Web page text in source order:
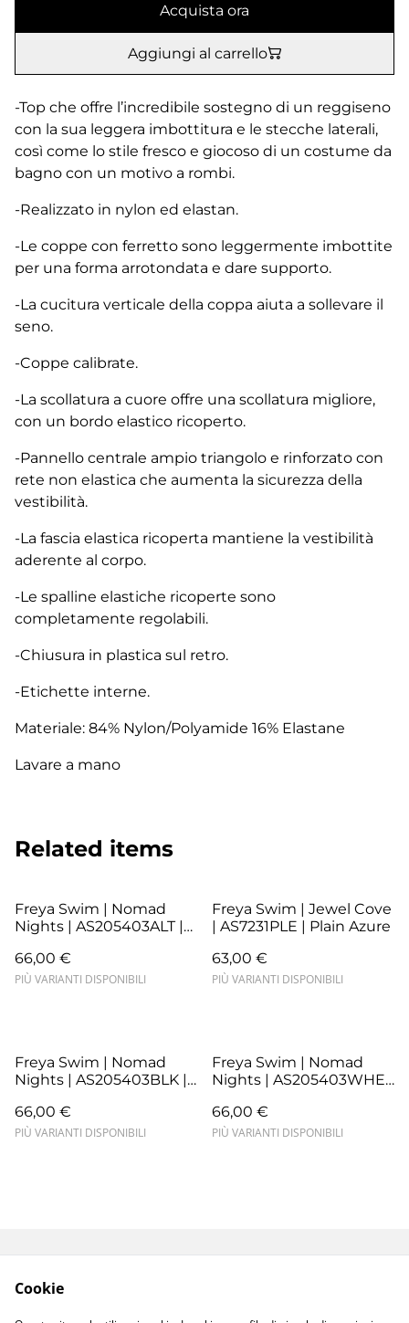
Acquista ora
Aggiungi al carrello
-Top che offre l’incredibile sostegno di un reggiseno
con la sua leggera imbottitura e le stecche laterali,
così come lo stile fresco e giocoso di un costume da
bagno con un motivo a rombi.
-Realizzato in nylon ed elastan.
-Le coppe con ferretto sono leggermente imbottite
per una forma arrotondata e dare supporto.
-La cucitura verticale della coppa aiuta a sollevare il
seno.
-Coppe calibrate.
-La scollatura a cuore offre una scollatura migliore,
con un bordo elastico ricoperto.
-Pannello centrale ampio triangolo e rinforzato con
rete non elastica che aumenta la sicurezza della
vestibilità.
-La fascia elastica ricoperta mantiene la vestibilità
aderente al corpo.
-Le spalline elastiche ricoperte sono
completamente regolabili.
-Chiusura in plastica sul retro.
-Etichette interne.
Materiale: 84% Nylon/Polyamide 16% Elastane
Lavare a mano
Related items
Freya Swim | Nomad
Nights | AS205403ALT |
66,00 €
PIÙ VARIANTI DISPONIBILI
Freya Swim | Jewel Cove
| AS7231PLE | Plain Azure
63,00 €
PIÙ VARIANTI DISPONIBILI
Freya Swim | Nomad
Nights | AS205403BLK |
66,00 €
PIÙ VARIANTI DISPONIBILI
Freya Swim | Nomad
Nights | AS205403WHE |
66,00 €
PIÙ VARIANTI DISPONIBILI
Termini e Condizioni
Consegne
Cookie